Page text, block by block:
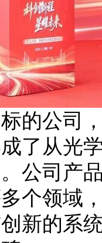
的公司
了从光
公司产
个领域
新的系